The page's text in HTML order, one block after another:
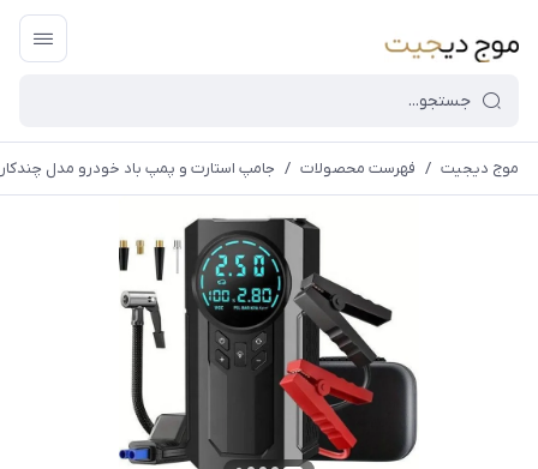
قیمت و
راحت خرید
موج دیجیت / فهرست محصولات / جامپ استارت و پمپ باد خودرو مدل